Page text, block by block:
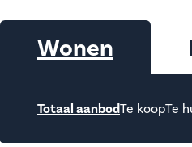
Wonen
Totaal aanbodTe koopTe